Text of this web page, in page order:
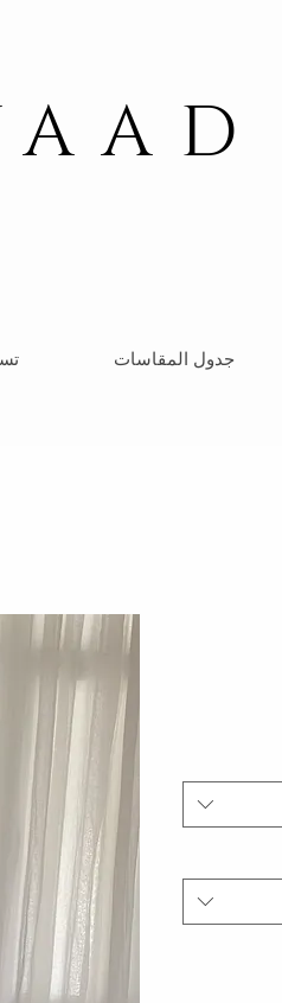
جدول المقاسات